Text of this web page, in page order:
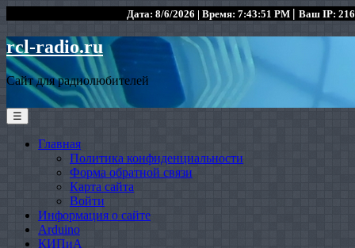
Дата: 8/6/2026 | Время: 7:43:51 PM | Ваш IP:
rcl-radio.ru
Сайт для радиолюбителей
☰
Главная
Политика конфиденциальности
Форма обратной связи
Карта сайта
Войти
Информация о сайте
Arduino
КИПиА